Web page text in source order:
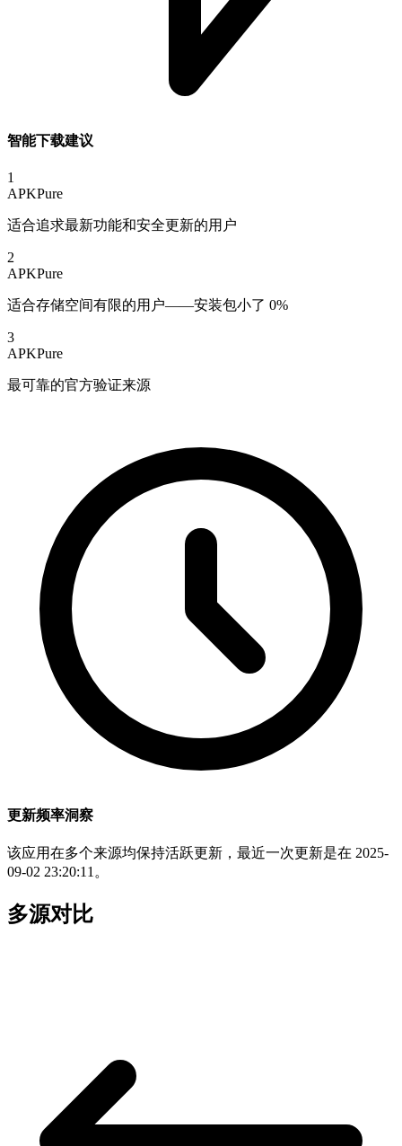
智能下载建议
1
APKPure
适合追求最新功能和安全更新的用户
2
APKPure
适合存储空间有限的用户——安装包小了 0%
3
APKPure
最可靠的官方验证来源
更新频率洞察
该应用在多个来源均保持活跃更新，最近一次更新是在 2025-
09-02 23:20:11。
多源对比